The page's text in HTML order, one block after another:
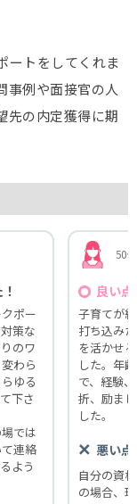
ートをしてくれま
事例や面接官の人
先の内定獲得に期
ポー
策な
のワ
わら
ゆる
下さ
では
連絡
よう
50
良い点
子育てが
打ち込み
を活かせ
した。年
で、経験
折、励ま
した。
悪い点
自分の資
の場合、